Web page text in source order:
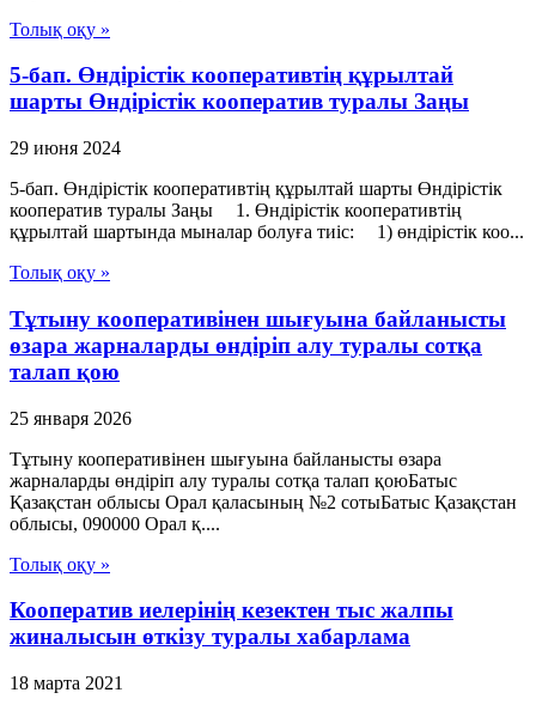
Толық оқу »
5-бап. Өндiрiстiк кооперативтiң құрылтай
шарты Өндiрiстiк кооператив туралы Заңы
29 июня 2024
5-бап. Өндiрiстiк кооперативтiң құрылтай шарты Өндiрiстiк
кооператив туралы Заңы 1. Өндiрiстiк кооперативтiң
құрылтай шартында мыналар болуға тиіс: 1) өндiрiстiк коо...
Толық оқу »
Тұтыну кооперативінен шығуына байланысты
өзара жарналарды өндіріп алу туралы сотқа
талап қою
25 января 2026
Тұтыну кооперативінен шығуына байланысты өзара
жарналарды өндіріп алу туралы сотқа талап қоюБатыс
Қазақстан облысы Орал қаласының №2 сотыБатыс Қазақстан
облысы, 090000 Орал қ....
Толық оқу »
Кооператив иелерінің кезектен тыс жалпы
жиналысын өткізу туралы хабарлама
18 марта 2021